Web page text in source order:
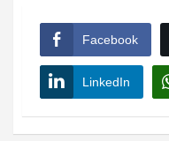
Facebook
LinkedIn